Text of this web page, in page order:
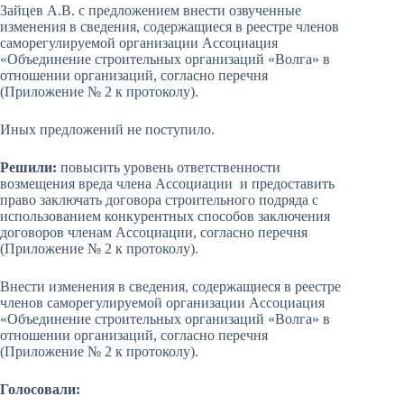
Зайцев А.В. с предложением внести озвученные
изменения в сведения, содержащиеся в реестре членов
саморегулируемой организации Ассоциация
«Объединение строительных организаций «Волга» в
отношении организаций, согласно перечня
(Приложение № 2 к протоколу).
Иных предложений не поступило.
Решили: повысить уровень ответственности
возмещения вреда члена Ассоциации и предоставить
право заключать договора строительного подряда с
использованием конкурентных способов заключения
договоров членам Ассоциации, согласно перечня
(Приложение № 2 к протоколу).
Внести изменения в сведения, содержащиеся в реестре
членов саморегулируемой организации Ассоциация
«Объединение строительных организаций «Волга» в
отношении организаций, согласно перечня
(Приложение № 2 к протоколу).
Голосовали: